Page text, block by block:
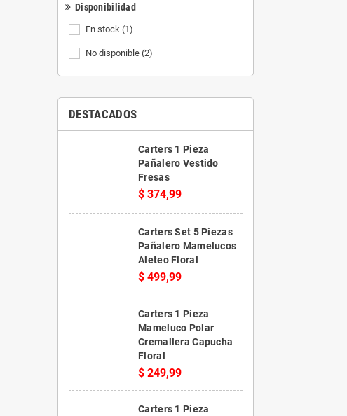
Disponibilidad
En stock (1)
No disponible (2)
DESTACADOS
Carters 1 Pieza
Pañalero Vestido
Fresas
$ 374,99
Carters Set 5 Piezas
Pañalero Mamelucos
Aleteo Floral
$ 499,99
Carters 1 Pieza
Mameluco Polar
Cremallera Capucha
Floral
$ 249,99
Carters 1 Pieza